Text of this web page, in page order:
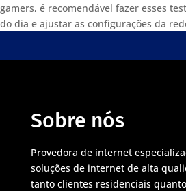
gamers, é recomendável fazer esses
do dia e ajustar as configurações da
Sobre nós
Provedora de internet
soluções de internet de alta
tanto clientes residenciais